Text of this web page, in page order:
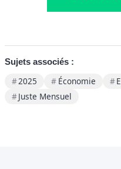
Sujets associés :
2025 Économie
Juste Mensuel